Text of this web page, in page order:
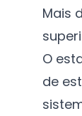
Mais
O
de